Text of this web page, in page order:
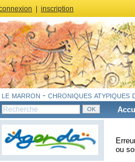
inscription
le marron - chroniques atypiques
ou